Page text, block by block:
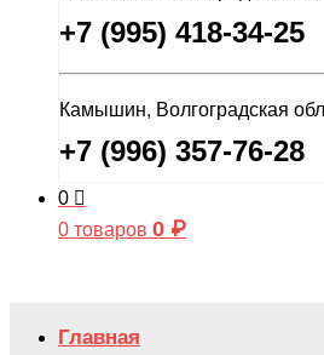
+7 (995) 418-34-25
Камышин, Волгоградская
+7 (996) 357-76-28
0
0 товаров 0 ₽
Главная